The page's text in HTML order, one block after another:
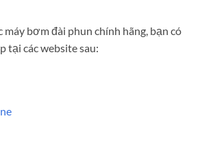
bơm đài phun chính hãng, bạn có
tại các website sau: